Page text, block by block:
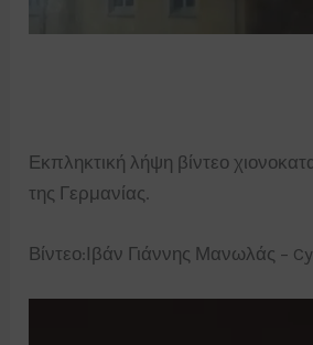
Εκπληκτική λήψη βίντεο
της Γερμανίας.
Βίντεο:Ιβάν Γιάννης Μανωλάς –